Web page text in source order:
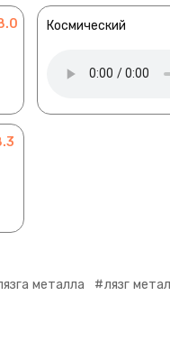
Космический
металла
лязг